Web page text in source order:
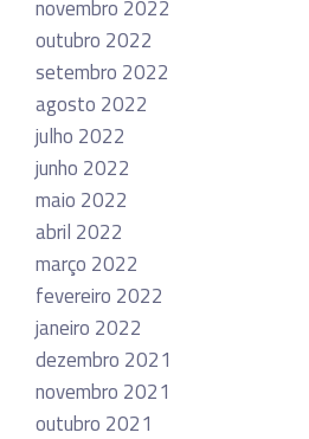
novembro 2022
outubro 2022
setembro 2022
agosto 2022
julho 2022
junho 2022
maio 2022
abril 2022
março 2022
fevereiro 2022
janeiro 2022
dezembro 2021
novembro 2021
outubro 2021